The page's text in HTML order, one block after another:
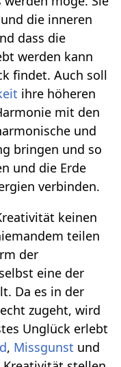
die inneren
dass die
werden kann
findet. Auch soll
ihre höheren
mit den
und
bringen und so
und die Erde
verbinden.
keinen
teilen
der
eine der
Da es in der
zugeht, wird
Unglück erlebt
, Missgunst und